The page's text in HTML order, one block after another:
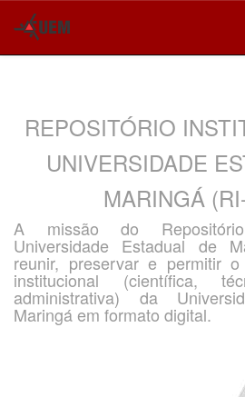
REPOSITÓRIO
UNIVERSIDADE
MARINGÁ
A missão do
Universidade Estadual de
reunir, preservar e permitir
institucional (científica,
administrativa) da
Maringá em formato digital.